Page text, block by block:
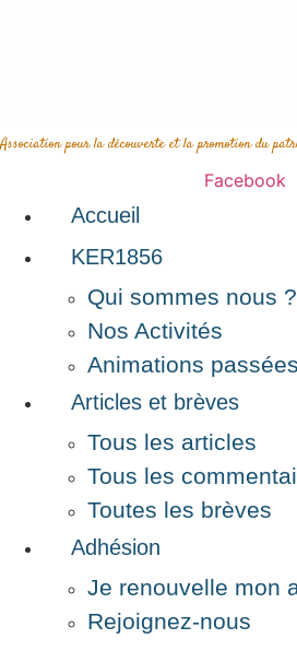
Association pour la découverte et la promotion du
Facebook
Accueil
KER1856
Qui sommes nous ?
Nos Activités
Animations passées
Articles et brèves
Tous les articles
Tous les
Toutes les brèves
Adhésion
Je renouvelle mon
Rejoignez-nous